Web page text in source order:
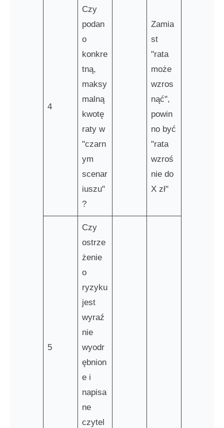
4
Czy
podan
o
konkre
tną,
maksy
malną
kwotę
raty w
"czarn
ym
scenar
iuszu"
?
Zamia
st
"rata
może
wzros
nąć",
powin
no być
"rata
wzroś
nie do
X zł"
5
Czy
ostrze
żenie
o
ryzyku
jest
wyraź
nie
wyodr
ębnion
e i
napisa
ne
czytel